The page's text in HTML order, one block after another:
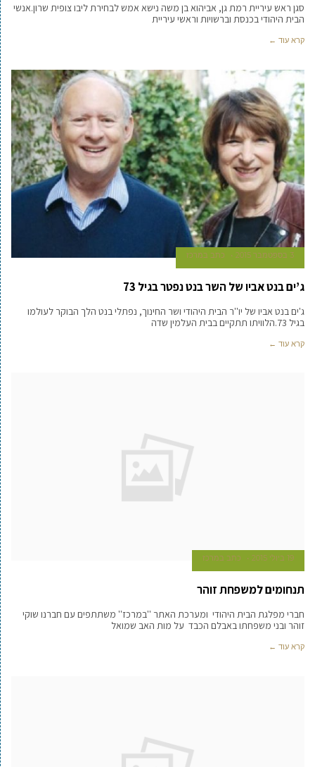
סגן ראש עיריית רמת גן, אביהוא בן משה נישא אמש לבחירת ליבו צופית שרון.אנשי
הבית היהודי בכנסת וברשויות וראשי עיריית
קרא עוד ←
3 בספטמבר 2015 כתב במרכז
ג’ים בנט אביו של השר בנט נפטר בגיל 73
ג'ים בנט אביו של יו''ר הבית היהודי ושר החינוך, נפתלי בנט הלך הבוקר לעולמו
בגיל 73.הלוויתו תתקיים בבית העלמין שדה
קרא עוד ←
19 ביולי 2015 כתב במרכז
תנחומים למשפחת זוהר
חברי מפלגת הבית היהודי ומערכת האתר ''במרכז'' משתתפים עם חברנו שוקי
זוהר ובני משפחתו באבלם הכבד על מות האב שמואל
קרא עוד ←